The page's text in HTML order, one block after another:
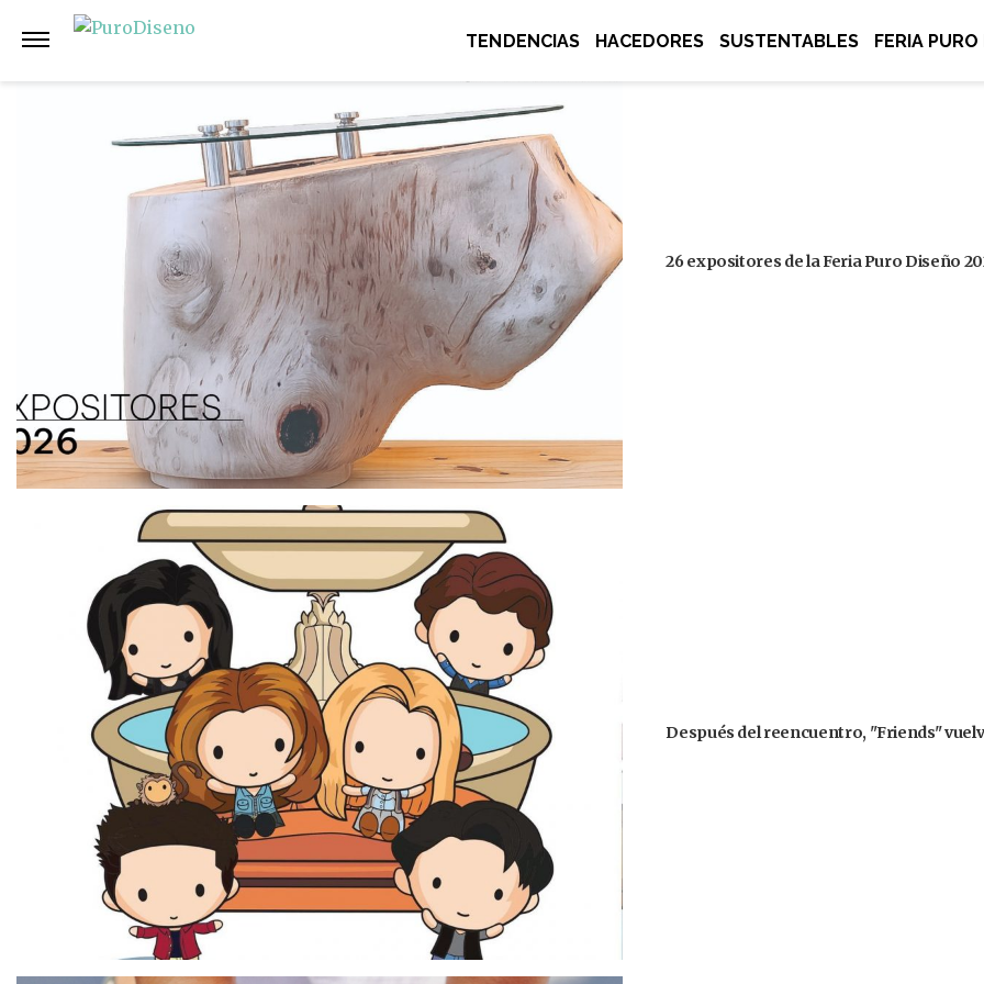
TENDENCIAS HACEDORES SUSTENTABLES FERIA
Anterior
26 expositores de la Feria Puro Diseño
Después del reencuentro, "Friends"
Siguiente